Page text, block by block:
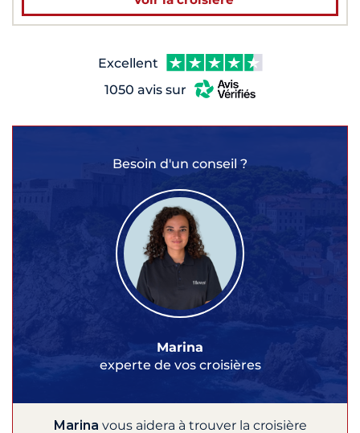
Excellent
1050 avis sur
Besoin d'un conseil ?
Marina
experte de vos croisières
Marina vous aidera à trouver la croisière